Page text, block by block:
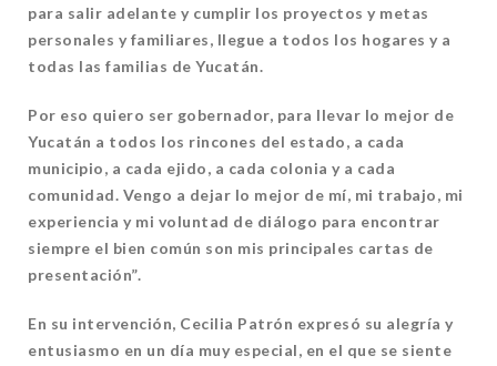
para salir adelante y cumplir los proyectos y metas
personales y familiares, llegue a todos los hogares y a
todas las familias de Yucatán.
Por eso quiero ser gobernador, para llevar lo mejor de
Yucatán a todos los rincones del estado, a cada
municipio, a cada ejido, a cada colonia y a cada
comunidad. Vengo a dejar lo mejor de mí, mi trabajo, mi
experiencia y mi voluntad de diálogo para encontrar
siempre el bien común son mis principales cartas de
presentación”.
En su intervención, Cecilia Patrón expresó su alegría y
entusiasmo en un día muy especial, en el que se siente